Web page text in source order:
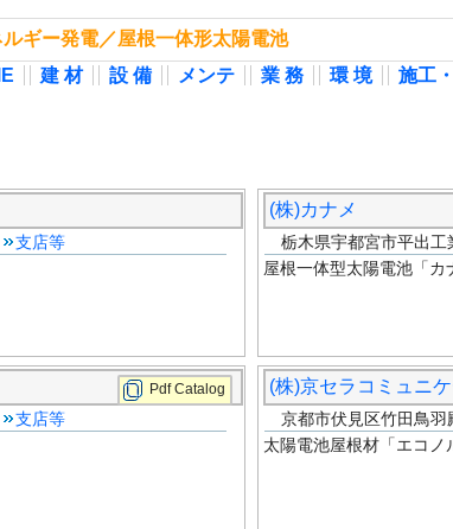
ギー発電／屋根一体形太陽電池
建 材 設 備 メンテ 業 務 環 境 施工
支店等
(株)カナメ
栃木県宇都宮市平出
屋根一体型太陽電池「カ
Pdf Catalog
支店等
(株)京セラコミュニ
京都市伏見区竹田鳥
太陽電池屋根材「エコノ